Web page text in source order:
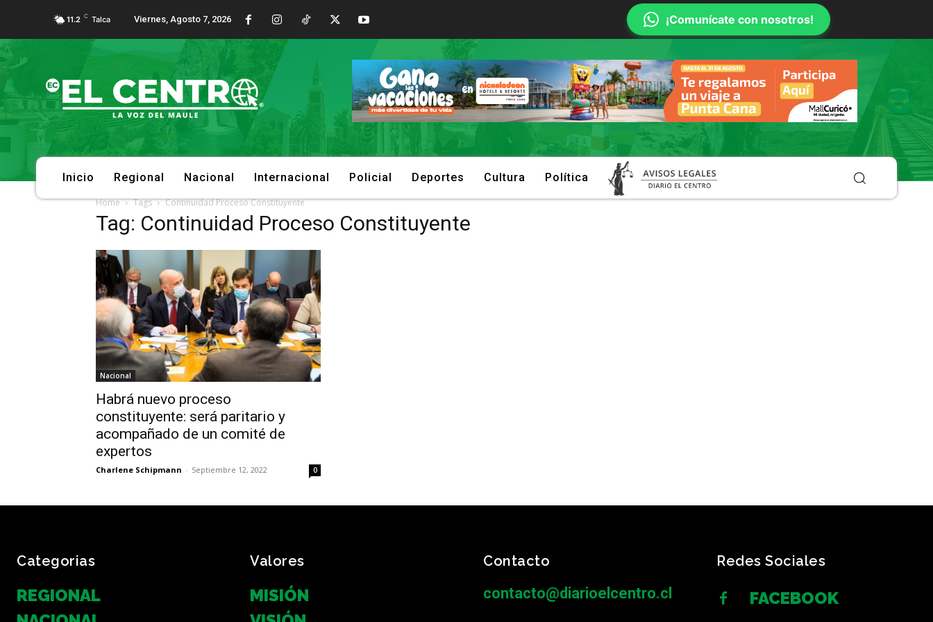
11.2 C Talca Viernes, Agosto 7, 2026 ¡Comunícate con nosotros!
Inicio Regional Nacional Internacional Policial Deportes Cultura Política
Home Tags Continuidad Proceso Constituyente
Tag: Continuidad Proceso Constituyente
Nacional
Habrá nuevo proceso
constituyente: será paritario y
acompañado de un comité de
expertos
Charlene Schipmann - Septiembre 12, 2022 0
Categorias
REGIONAL
Valores
MISIÓN
Contacto
contacto@diarioelcentro.cl
Redes Sociales
FACEBOOK